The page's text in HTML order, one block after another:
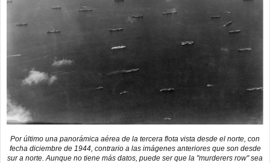
Por último una panorámica aérea de la tercera flota vista desde el norte, con
fecha diciembre de 1944, contrario a las imágenes anteriores que son desde
sur a norte. Aunque no tiene más datos, puede ser que la "murderers row" sea